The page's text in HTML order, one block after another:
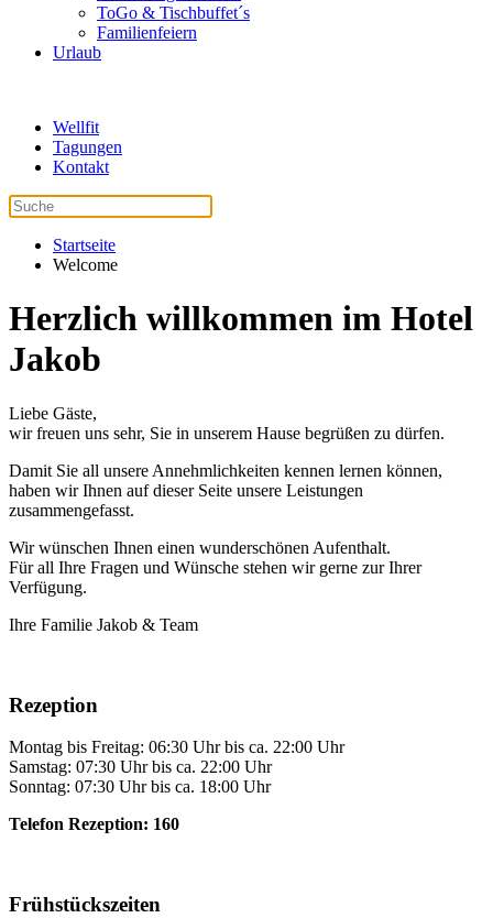
ToGo & Tischbuffet´s
Familienfeiern
Urlaub
Wellfit
Tagungen
Kontakt
Startseite
Welcome
Herzlich willkommen im Hotel
Jakob
Liebe Gäste,
wir freuen uns sehr, Sie in unserem Hause begrüßen zu dürfen.
Damit Sie all unsere Annehmlichkeiten kennen lernen können,
haben wir Ihnen auf dieser Seite unsere Leistungen
zusammengefasst.
Wir wünschen Ihnen einen wunderschönen Aufenthalt.
Für all Ihre Fragen und Wünsche stehen wir gerne zur Ihrer
Verfügung.
Ihre Familie Jakob & Team
Rezeption
Montag bis Freitag: 06:30 Uhr bis ca. 22:00 Uhr
Samstag: 07:30 Uhr bis ca. 22:00 Uhr
Sonntag: 07:30 Uhr bis ca. 18:00 Uhr
Telefon Rezeption: 160
Frühstückszeiten